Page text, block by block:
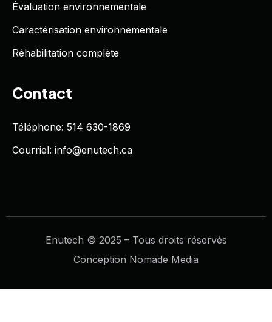
Évaluation environnementale
Caractérisation environnementale
Réhabilitation complète
Contact
Téléphone: 514 630-1869
Courriel: info@enutech.ca
Enutech © 2025 – Tous droits réservés
Conception Nomade Media